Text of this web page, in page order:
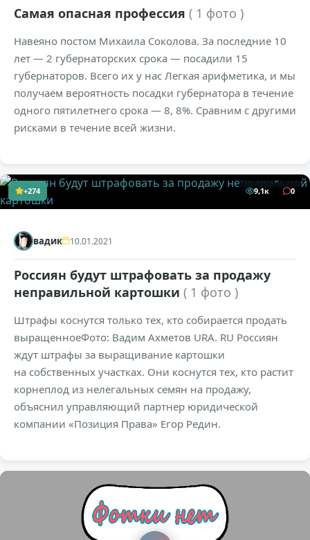
Самая опасная профессия ( 1 фото )
Навеяно постом Михаила Соколова. За последние 10
лет — 2 губернаторских срока — посадили 15
губернаторов. Всего их у нас Легкая арифметика, и мы
получаем вероятность посадки губернатора в течение
одного пятилетнего срока — 8, 8%. Сравним с другими
рисками в течение всей жизни.
+274 9,1к 0
вадик 10.01.2021
Россиян будут штрафовать за продажу
неправильной картошки ( 1 фото )
Штрафы коснутся только тех, кто собирается продать
выращенноеФото: Вадим Ахметов URA. RU Россиян
ждут штрафы за выращивание картошки
на собственных участках. Они коснутся тех, кто растит
корнеплод из нелегальных семян на продажу,
объяснил управляющий партнер юридической
компании «Позиция Права» Егор Редин.